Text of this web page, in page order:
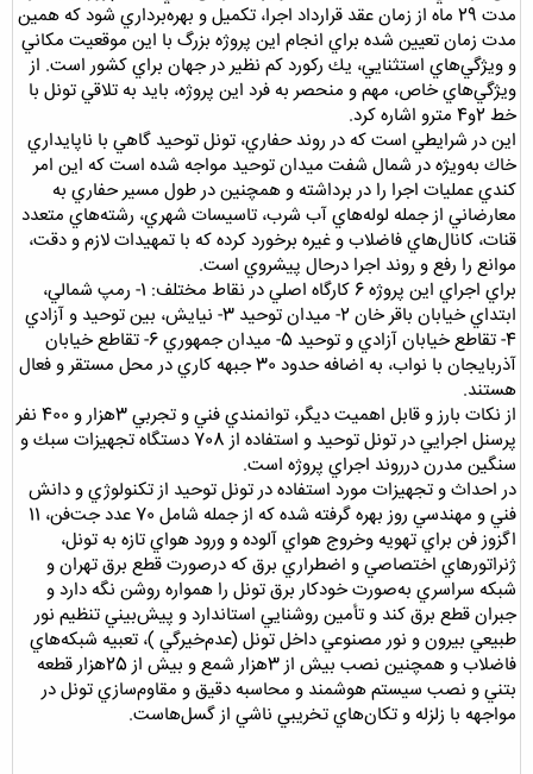
مدت 29 ماه از زمان عقد قرارداد اجرا، تكميل و بهره‌برداري شود كه همين
مدت زمان تعيين شده براي انجام اين پروژه بزرگ با اين موقعيت مكاني
و ويژگي‌هاي استثنايي، يك ركورد كم نظير در جهان براي كشور است. از
ويژگي‌هاي خاص، مهم و منحصر به فرد اين پروژه، بايد به تلاقي تونل با
خط 2و4 مترو اشاره كرد.
اين در شرايطي است كه در روند حفاري، تونل توحيد گاهي با ناپايداري
خاك به‌ويژه در شمال شفت ميدان توحيد مواجه شده است كه اين امر
كندي عمليات اجرا را در برداشته و همچنين در طول مسير حفاري به
معارضاني از جمله لوله‌هاي آب شرب، تاسيسات شهري، رشته‌هاي متعدد
قنات، كانال‌هاي فاضلاب و غيره برخورد كرده كه با تمهيدات لازم و دقت،
موانع را رفع و روند اجرا درحال پيشروي است.
براي اجراي اين پروژه 6 كارگاه اصلي در نقاط مختلف: 1- رمپ شمالي،
ابتداي خيابان باقر خان 2- ميدان توحيد 3- نيايش، بين توحيد و آزادي
4- تقاطع خيابان آزادي و توحيد 5- ميدان جمهوري 6- تقاطع خيابان
آذربايجان با نواب، به اضافه حدود 30 جبهه كاري در محل مستقر و فعال
هستند.
از نكات بارز و قابل اهميت ديگر، توانمندي فني و تجربي 3هزار و 400 نفر
پرسنل اجرايي در تونل توحيد و استفاده از 708 دستگاه تجهيزات سبك و
سنگين مدرن درروند اجراي پروژه است.
در احداث و تجهيزات مورد استفاده در تونل توحيد از تكنولوژي و دانش
فني و مهندسي روز بهره گرفته شده كه از جمله شامل 70 عدد جت‌فن، 11
اگزوز فن براي تهويه وخروج هواي آلوده و ورود هواي تازه به تونل،
ژنراتورهاي اختصاصي و اضطراري برق كه درصورت قطع برق تهران و
شبكه سراسري به‌صورت خودكار برق تونل را همواره روشن نگه دارد و
جبران قطع برق كند و تأمين روشنايي استاندارد و پيش‌بيني تنظيم نور
طبيعي بيرون و نور مصنوعي داخل تونل (عدم‌خيرگي )، تعبيه شبكه‌هاي
فاضلاب و همچنين نصب بيش از 3هزار شمع و بيش از 25هزار قطعه
بتني و نصب سيستم هوشمند و محاسبه دقيق و مقاوم‌سازي‌ تونل در
مواجهه با زلزله و تكان‌هاي تخريبي ناشي از گسل‌هاست.